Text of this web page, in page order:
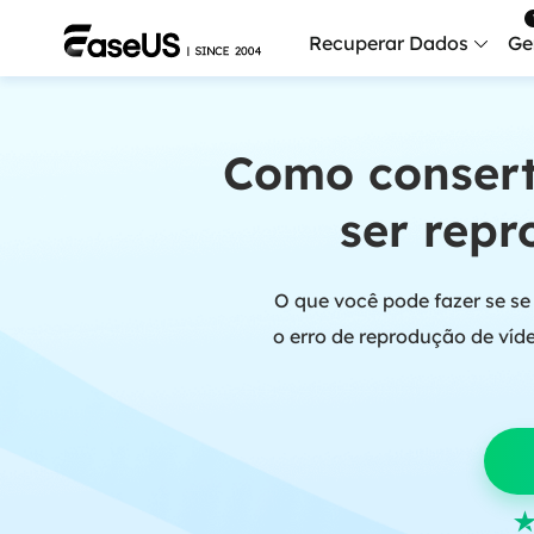
Recuperar Dados
Mais
Como
ser
O que você pode fazer se
o erro de reprodução de